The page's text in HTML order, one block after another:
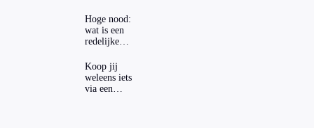
mag dat
zomaar?
Hoge nood:
wat is een
redelijke
een
openbaar
toilet?
Koop jij
weleens iets
via een